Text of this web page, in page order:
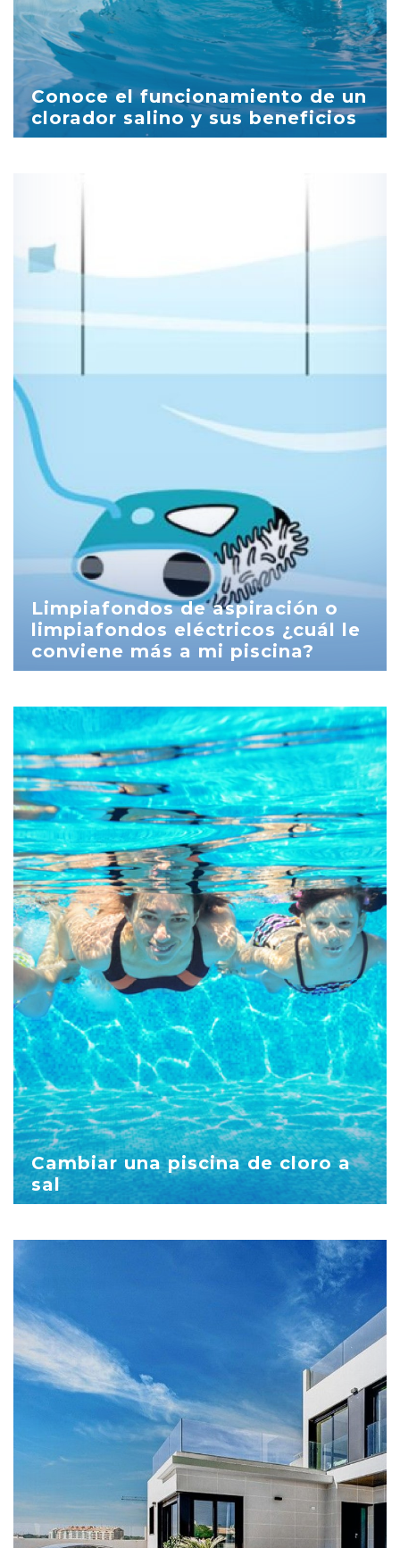
Conoce el funcionamiento de un
clorador salino y sus beneficios
Limpiafondos de aspiración o
limpiafondos eléctricos ¿cuál le
conviene más a mi piscina?
Cambiar una piscina de cloro a
sal